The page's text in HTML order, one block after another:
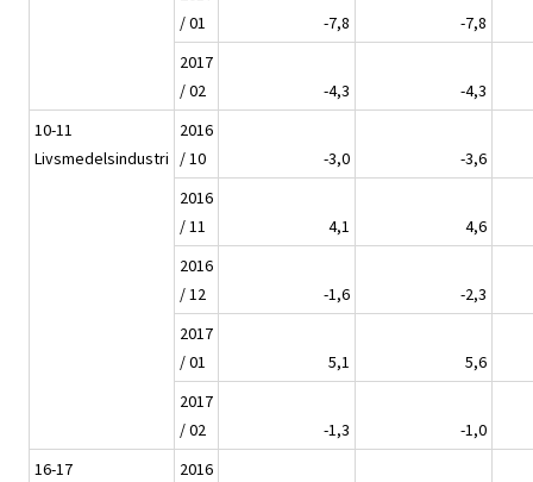
/ 01
-7,8
-7,8
2017
/ 02
-4,3
-4,3
10-11
Livsmedelsindustri
2016
/ 10
-3,0
-3,6
2016
/ 11
4,1
4,6
2016
/ 12
-1,6
-2,3
2017
/ 01
5,1
5,6
2017
/ 02
-1,3
-1,0
16-17
2016